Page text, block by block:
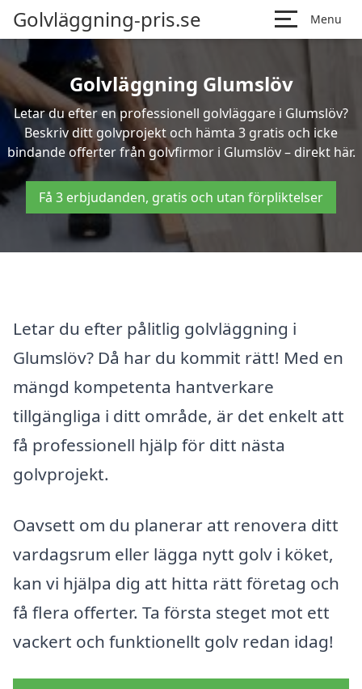
Golvläggning-pris.se Menu
Golvläggning Glumslöv
Letar du efter en professionell golvläggare i Glumslöv?
Beskriv ditt golvprojekt och hämta 3 gratis och icke
bindande offerter från golvfirmor i Glumslöv – direkt här.
Få 3 erbjudanden, gratis och utan förpliktelser
Letar du efter pålitlig golvläggning i
Glumslöv? Då har du kommit rätt! Med en
mängd kompetenta hantverkare
tillgängliga i ditt område, är det enkelt att
få professionell hjälp för ditt nästa
golvprojekt.
Oavsett om du planerar att renovera ditt
vardagsrum eller lägga nytt golv i köket,
kan vi hjälpa dig att hitta rätt företag och
få flera offerter. Ta första steget mot ett
vackert och funktionellt golv redan idag!